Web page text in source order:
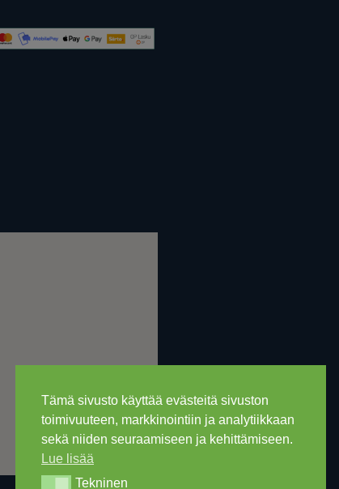
Tämä sivusto käyttää evästeitä sivuston
toimivuuteen, markkinointiin ja analytiikkaan
sekä niiden seuraamiseen ja kehittämiseen.
Lue lisää
TekninenTekninen